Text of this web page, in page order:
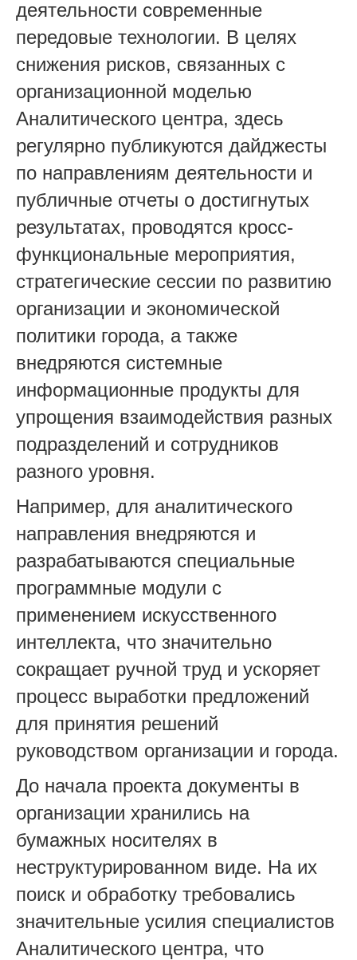
деятельности современные
передовые технологии. В целях
снижения рисков, связанных с
организационной моделью
Аналитического центра, здесь
регулярно публикуются дайджесты
по направлениям деятельности и
публичные отчеты о достигнутых
результатах, проводятся кросс-
функциональные мероприятия,
стратегические сессии по развитию
организации и экономической
политики города, а также
внедряются системные
информационные продукты для
упрощения взаимодействия разных
подразделений и сотрудников
разного уровня.
Например, для аналитического
направления внедряются и
разрабатываются специальные
программные модули с
применением искусственного
интеллекта, что значительно
сокращает ручной труд и ускоряет
процесс выработки предложений
для принятия решений
руководством организации и города.
До начала проекта документы в
организации хранились на
бумажных носителях в
неструктурированном виде. На их
поиск и обработку требовались
значительные усилия специалистов
Аналитического центра, что